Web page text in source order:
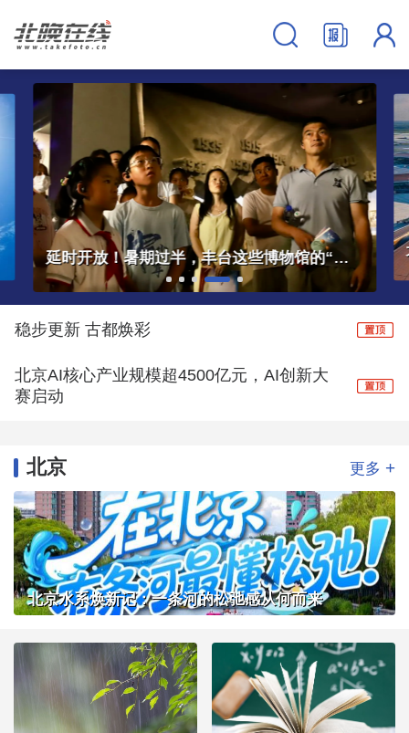
大兴机场临空经济区中欧班列服务中心正式启用
稳步更新 古都焕彩
北京AI核心产业规模超4500亿元，AI创新大
赛启动
北京 更多 +
北京水系焕新记：一条河的松弛感从何而来